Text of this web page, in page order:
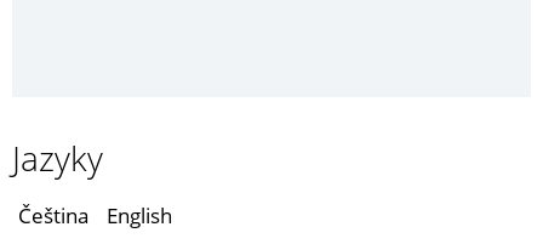
Jazyky
Čeština English